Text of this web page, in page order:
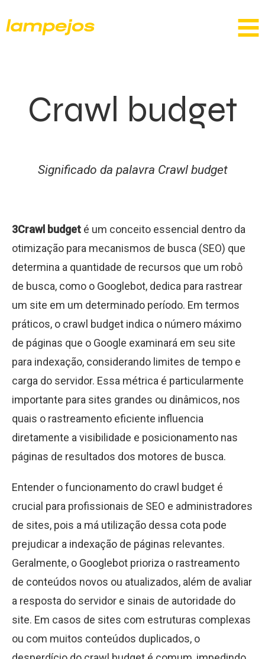
Crawl budget
Significado da palavra Crawl budget
3Crawl budget é um conceito essencial dentro da
otimização para mecanismos de busca (SEO) que
determina a quantidade de recursos que um robô
de busca, como o Googlebot, dedica para rastrear
um site em um determinado período. Em termos
práticos, o crawl budget indica o número máximo
de páginas que o Google examinará em seu site
para indexação, considerando limites de tempo e
carga do servidor. Essa métrica é particularmente
importante para sites grandes ou dinâmicos, nos
quais o rastreamento eficiente influencia
diretamente a visibilidade e posicionamento nas
páginas de resultados dos motores de busca.
Entender o funcionamento do crawl budget é
crucial para profissionais de SEO e administradores
de sites, pois a má utilização dessa cota pode
prejudicar a indexação de páginas relevantes.
Geralmente, o Googlebot prioriza o rastreamento
de conteúdos novos ou atualizados, além de avaliar
a resposta do servidor e sinais de autoridade do
site. Em casos de sites com estruturas complexas
ou com muitos conteúdos duplicados, o